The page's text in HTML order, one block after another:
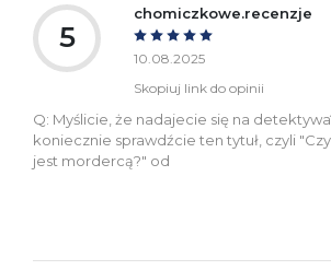
5
chomiczkowe.recenzje
10.08.2025
Skopiuj link do opinii
Q: Myślicie, że nadajecie się na
koniecznie sprawdźcie ten tytuł, czyli
jest mordercą?" od